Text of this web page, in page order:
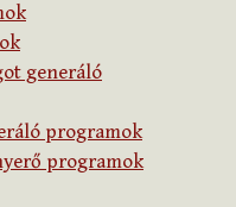
generáló
programok
programok